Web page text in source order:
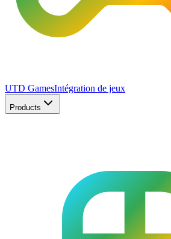
UTD GamesIntégration de jeux
Products